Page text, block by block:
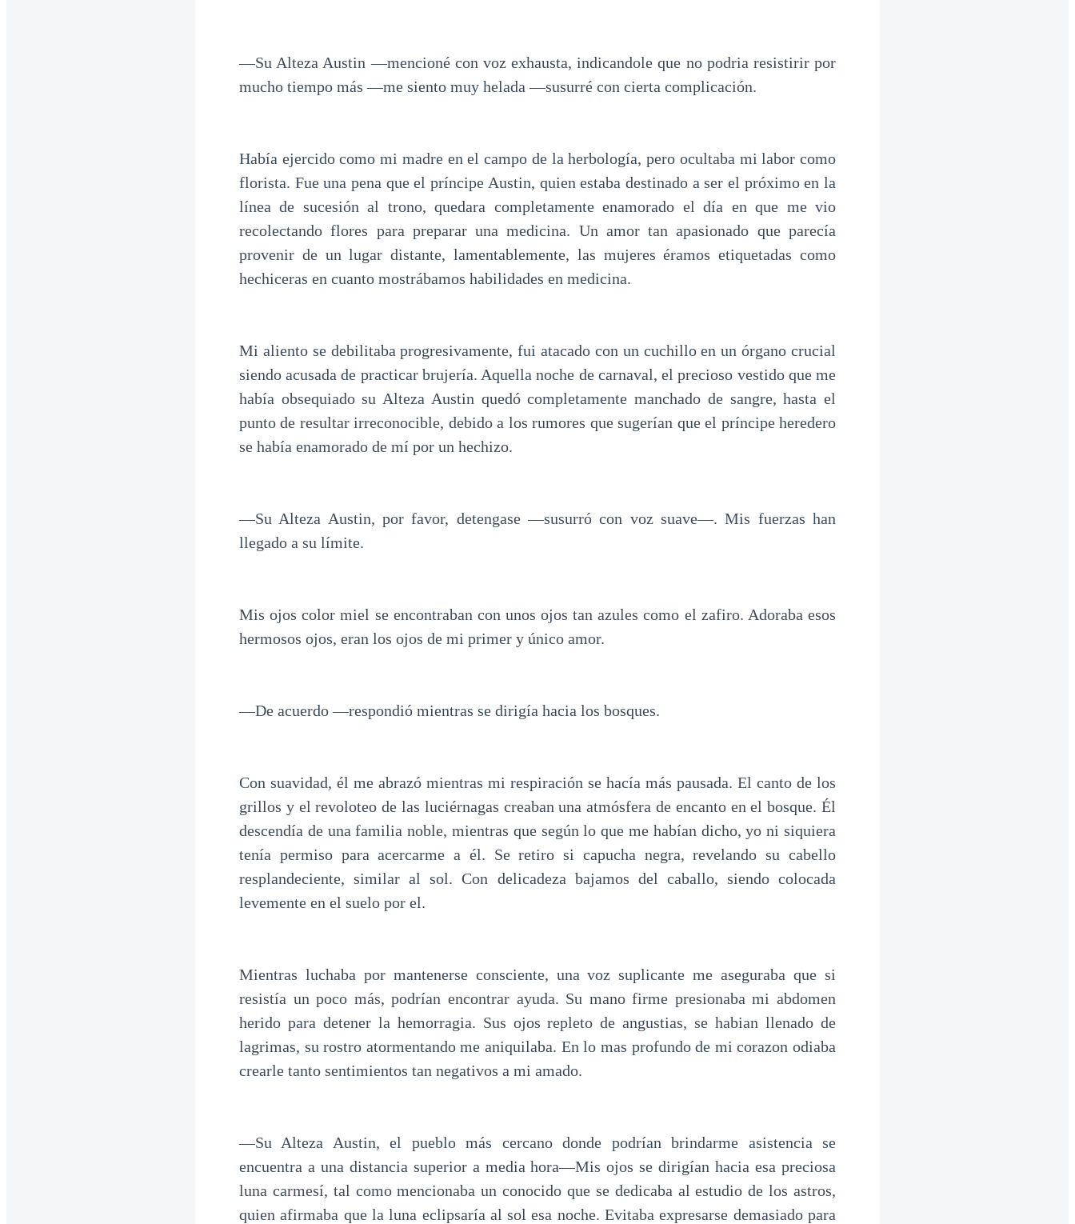
—Su Alteza Austin —mencioné con voz exhausta, indicandole que no podria resistirir por
mucho tiempo más —me siento muy helada —susurré con cierta complicación.
Había ejercido como mi madre en el campo de la herbología, pero ocultaba mi labor como
florista. Fue una pena que el príncipe Austin, quien estaba destinado a ser el próximo en la
línea de sucesión al trono, quedara completamente enamorado el día en que me vio
recolectando flores para preparar una medicina. Un amor tan apasionado que parecía
provenir de un lugar distante, lamentablemente, las mujeres éramos etiquetadas como
hechiceras en cuanto mostrábamos habilidades en medicina.
Mi aliento se debilitaba progresivamente, fui atacado con un cuchillo en un órgano crucial
siendo acusada de practicar brujería. Aquella noche de carnaval, el precioso vestido que me
había obsequiado su Alteza Austin quedó completamente manchado de sangre, hasta el
punto de resultar irreconocible, debido a los rumores que sugerían que el príncipe heredero
se había enamorado de mí por un hechizo.
—Su Alteza Austin, por favor, detengase —susurró con voz suave—. Mis fuerzas han
llegado a su límite.
Mis ojos color miel se encontraban con unos ojos tan azules como el zafiro. Adoraba esos
hermosos ojos, eran los ojos de mi primer y único amor.
—De acuerdo —respondió mientras se dirigía hacia los bosques.
Con suavidad, él me abrazó mientras mi respiración se hacía más pausada. El canto de los
grillos y el revoloteo de las luciérnagas creaban una atmósfera de encanto en el bosque. Él
descendía de una familia noble, mientras que según lo que me habían dicho, yo ni siquiera
tenía permiso para acercarme a él. Se retiro si capucha negra, revelando su cabello
resplandeciente, similar al sol. Con delicadeza bajamos del caballo, siendo colocada
levemente en el suelo por el.
Mientras luchaba por mantenerse consciente, una voz suplicante me aseguraba que si
resistía un poco más, podrían encontrar ayuda. Su mano firme presionaba mi abdomen
herido para detener la hemorragia. Sus ojos repleto de angustias, se habian llenado de
lagrimas, su rostro atormentando me aniquilaba. En lo mas profundo de mi corazon odiaba
crearle tanto sentimientos tan negativos a mi amado.
—Su Alteza Austin, el pueblo más cercano donde podrían brindarme asistencia se
encuentra a una distancia superior a media hora—Mis ojos se dirigían hacia esa preciosa
luna carmesí, tal como mencionaba un conocido que se dedicaba al estudio de los astros,
quien afirmaba que la luna eclipsaría al sol esa noche. Evitaba expresarse demasiado para